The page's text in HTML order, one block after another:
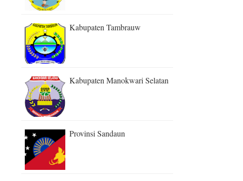
Kabupaten Tambrauw
Kabupaten Manokwari Selatan
Provinsi Sandaun